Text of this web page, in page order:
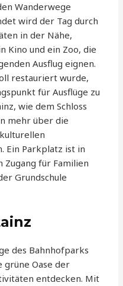
Wanderwege
wird der Tag durch
in der Nähe,
Kino und ein Zoo, die
Ausflug eignen.
restauriert wurde,
für Ausflüge zu
wie dem Schloss
mehr über die
Ein Parkplatz ist in
Zugang für Familien
Grundschule
des Bahnhofparks
grüne Oase der
entdecken. Mit